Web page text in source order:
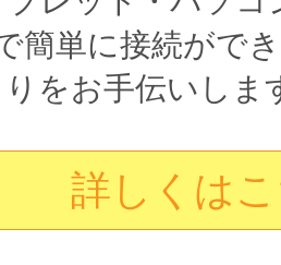
簡単に接続がで
をお手伝いしま
詳しくは